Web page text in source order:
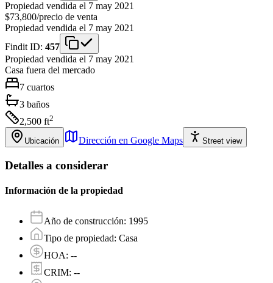
Propiedad vendida el 7 may 2021
$73,800/precio de venta
Propiedad vendida el 7 may 2021
Findit ID: 457
Propiedad vendida el 7 may 2021
Casa fuera del mercado
7 cuartos
3 baños
2,500 ft2
Ubicación Dirección en Google Maps Street view
Detalles a considerar
Información de la propiedad
Año de construcción: 1995
Tipo de propiedad: Casa
HOA: --
CRIM: --